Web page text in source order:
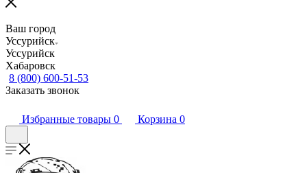
Ваш город
Уссурийск
Уссурийск
Хабаровск
8 (800) 600-51-53
Заказать звонок
Избранные товары 0 Корзина 0